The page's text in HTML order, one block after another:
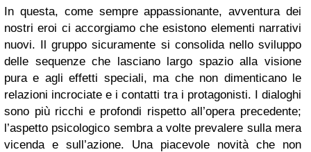
In questa, come sempre appassionante, avventura dei
nostri eroi ci accorgiamo che esistono elementi narrativi
nuovi. Il gruppo sicuramente si consolida nello sviluppo
delle sequenze che lasciano largo spazio alla visione
pura e agli effetti speciali, ma che non dimenticano le
relazioni incrociate e i contatti tra i protagonisti. I dialoghi
sono più ricchi e profondi rispetto all’opera precedente;
l’aspetto psicologico sembra a volte prevalere sulla mera
vicenda e sull’azione. Una piacevole novità che non